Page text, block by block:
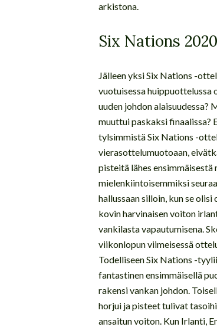
arkistona.
Six Nations
Jälleen yksi Six Nations -
vuotuisessa huippuottelussa
uuden johdon alaisuudessa?
muuttui paskaksi finaalissa?
tylsimmistä Six Nations -
vierasottelumuotoaan,
pisteitä lähes
mielenkiintoisemmiksi
hallussaan silloin, kun se
kovin harvinaisen voiton
vankilasta vapautumisena.
viikonlopun viimeisessä
Todelliseen Six Nations -
fantastinen ensimmäisellä
rakensi vankan johdon.
horjui ja pisteet tulivat
ansaitun voiton. Kun Irlanti,